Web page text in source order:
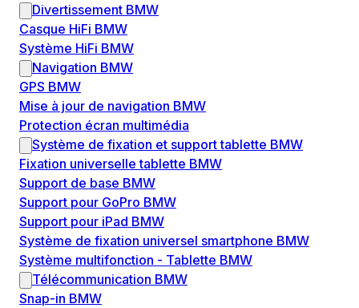
Divertissement BMW
Casque HiFi BMW
Système HiFi BMW
Navigation BMW
GPS BMW
Mise à jour de navigation BMW
Protection écran multimédia
Système de fixation et support tablette BMW
Fixation universelle tablette BMW
Support de base BMW
Support pour GoPro BMW
Support pour iPad BMW
Système de fixation universel smartphone BMW
Système multifonction - Tablette BMW
Télécommunication BMW
Snap-in BMW